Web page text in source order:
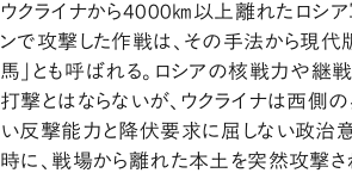
ウクライナから4000㎞以上離れたロシア
ンで攻撃した作戦は、その手法から現代
馬」とも呼ばれる。ロシアの核戦力や継
打撃とはならないが、ウクライナは西側
い反撃能力と降伏要求に屈しない政治意
時に、戦場から離れた本土を突然攻撃さ